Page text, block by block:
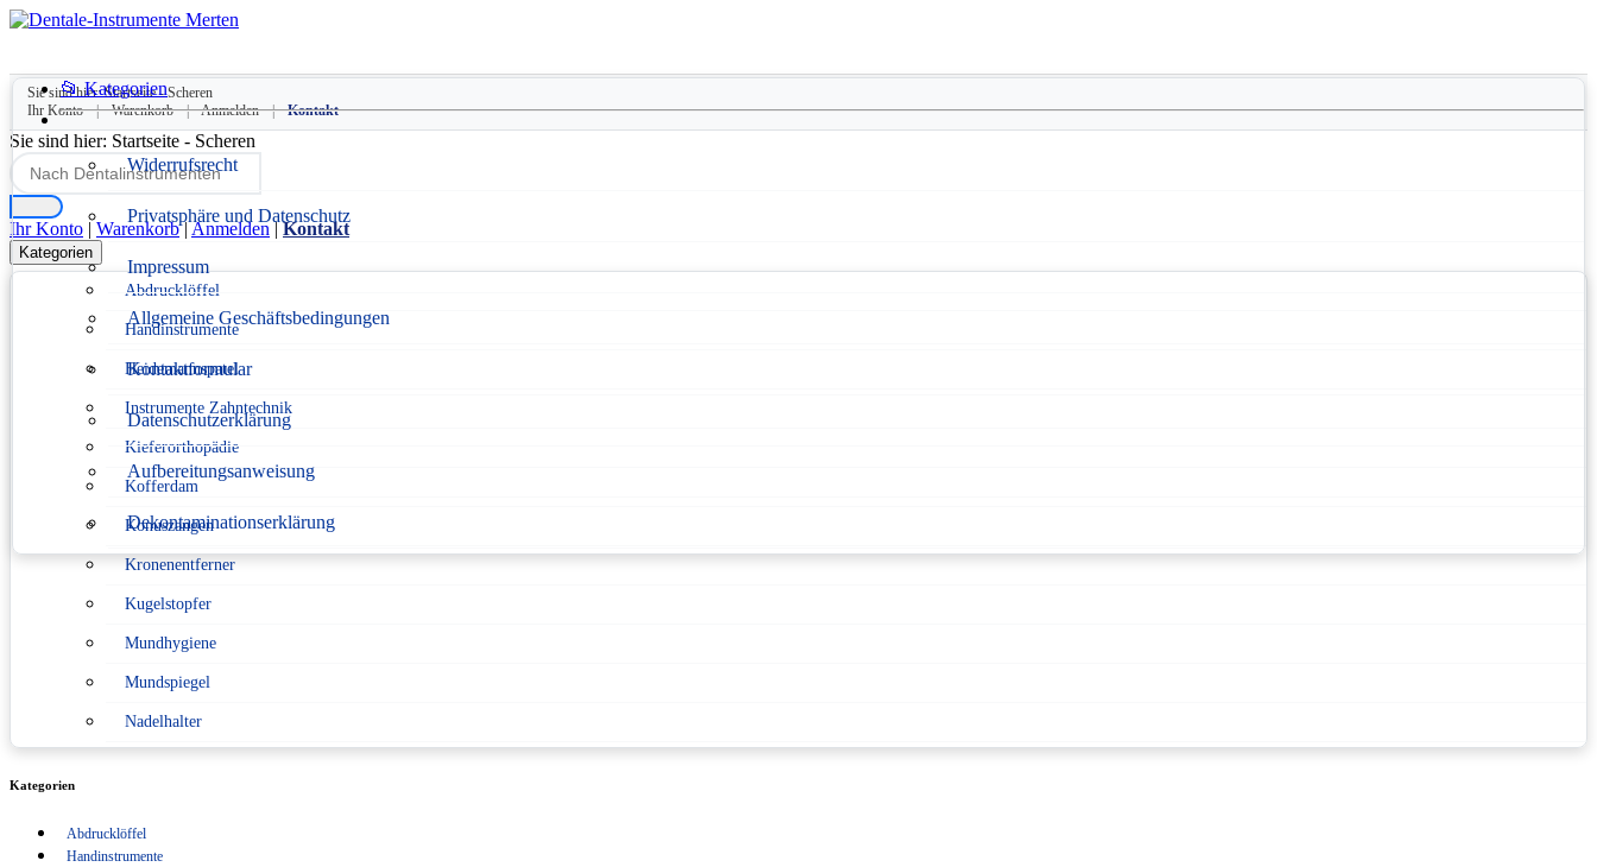
📂 Kategorien
Widerrufsrecht
Privatsphäre und Datenschutz
Impressum
Allgemeine Geschäftsbedingungen
Kontaktformular
Datenschutzerklärung
Aufbereitungsanweisung
Dekontaminationserklärung
Konformitätserklärung nach Medizinprodukterecht
Verpackungsverordnung
Sie sind hier:Startseite -Scheren
Ihr Konto
| Warenkorb | Anmelden | Kontakt
Sie sind hier: Startseite - Scheren
Ihr Konto | Warenkorb | Anmelden | Kontakt
Kategorien
Abdrucklöffel
Handinstrumente
Heidemannspatel
Instrumente Zahntechnik
Kieferorthopädie
Kofferdam
Konuszangen
Kronenentferner
Kugelstopfer
Mundhygiene
Mundspiegel
Nadelhalter
Scheren
Kategorien
Abdrucklöffel
Handinstrumente